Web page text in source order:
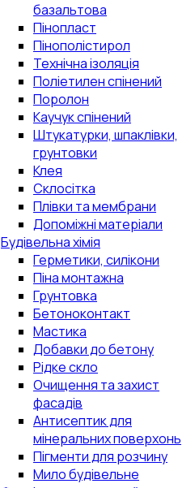
базальтова
Пінопласт
Пінополістирол
Технічна ізоляція
Поліетилен спінений
Поролон
Каучук спінений
Штукатурки, шпаклівки,
грунтовки
Клея
Склосітка
Плівки та мембрани
Допоміжні матеріали
Будівельна хімія
Герметики, силікони
Піна монтажна
Грунтовка
Бетоноконтакт
Мастика
Добавки до бетону
Рідке скло
Очищення та захист
фасадів
Антисептик для
мінеральних поверхонь
Пігменти для розчину
Мило будівельне